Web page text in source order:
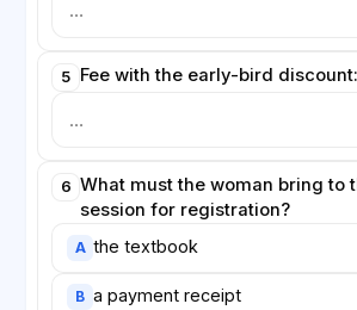
5 Fee with the early-bird discount:
6 What must the woman bring to
session for registration?
A the textbook
B a payment receipt